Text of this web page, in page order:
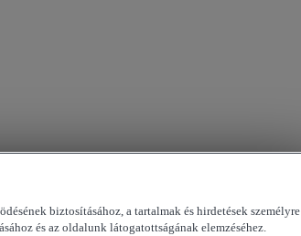
biztosításához, a tartalmak és hirdetések személyre
és az oldalunk látogatottságának elemzéséhez.